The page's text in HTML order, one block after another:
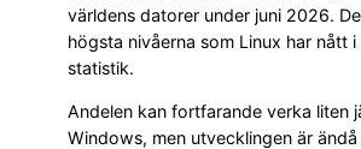
världens datorer under juni 2026.
högsta nivåerna som Linux har nått
statistik.
Andelen kan fortfarande verka liten
Windows, men utvecklingen är